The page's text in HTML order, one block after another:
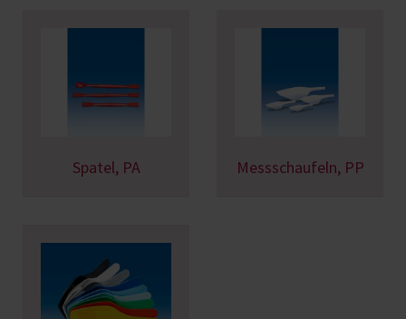
Spatel, PA Messschaufeln, PP